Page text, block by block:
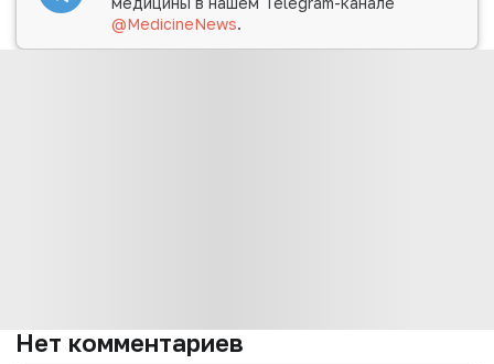
@MedicineNews.
Нет комментариев